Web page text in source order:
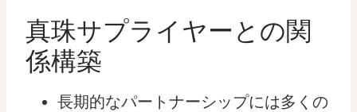
真珠サプライヤーとの関
係構築
長期的なパートナーシップには多くの